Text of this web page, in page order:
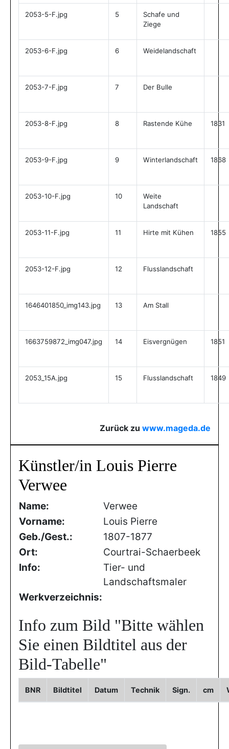
2053-5-F.jpg 5
Schafe und
Ziege
2053-6-F.jpg 6 Weidelandschaft
2053-7-F.jpg 7 Der Bulle
2053-8-F.jpg 8 Rastende Kühe 1831
2053-9-F.jpg 9 Winterlandschaft 1868
2053-10-F.jpg 10
Weite
Landschaft
2053-11-F.jpg 11 Hirte mit Kühen 1855
2053-12-F.jpg 12 Flusslandschaft
1646401850_img143.jpg 13 Am Stall
1663759872_img047.jpg 14 Eisvergnügen 1851
2053_15A.jpg 15 Flusslandschaft 1849
Zurück zu www.mageda.de
Künstler/in Louis Pierre
Verwee
Name:
Verwee
Vorname:
Louis Pierre
Geb./Gest.:
1807-1877
Ort:
Courtrai-Schaerbeek
Info:
Tier- und
Landschaftsmaler
Werkverzeichnis:
Info zum Bild "Bitte wählen
Sie einen Bildtitel aus der
Bild-Tabelle"
BNR Bildtitel Datum Technik Sign. cm